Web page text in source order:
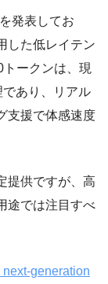
発表してお
した低レイテン
ークンは、現
あり、リアル
支援で体感速度
提供ですが、高
途では注目すべ
generation